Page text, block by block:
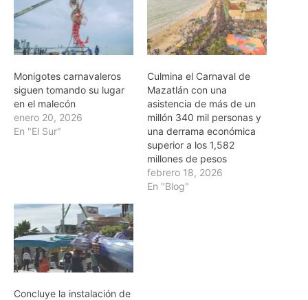
Monigotes carnavaleros
siguen tomando su lugar
en el malecón
enero 20, 2026
En "El Sur"
Culmina el Carnaval de
Mazatlán con una
asistencia de más de un
millón 340 mil personas y
una derrama económica
superior a los 1,582
millones de pesos
febrero 18, 2026
En "Blog"
Concluye la instalación de